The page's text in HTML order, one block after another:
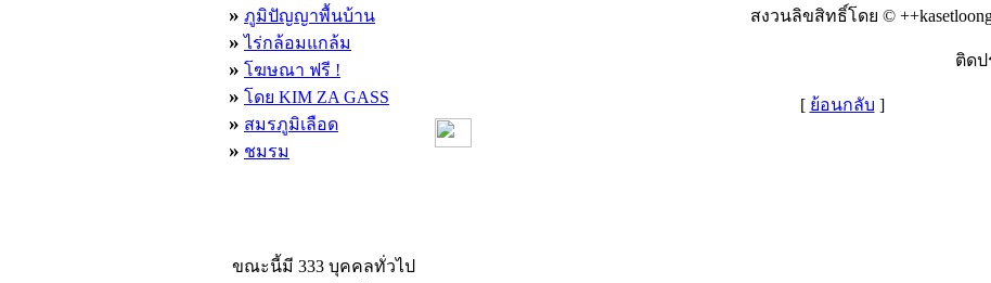
» ภูมิปัญญาพื้นบ้าน
» ไร่กล้อมแกล้ม
» โฆษณา ฟรี !
» โดย KIM ZA GASS
» สมรภูมิเลือด
» ชมรม
ขณะนี้มี 333 บุคคลทั่วไป
สงวนลิขสิทธิ์โดย ©
ติดป
[ ย้อนกลับ ]